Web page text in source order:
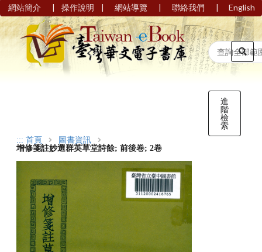
網站簡介 | 操作說明 | 網站導覽 | 聯絡我們 | English
進
階
檢
索
::: 首頁
圖書資訊
增修箋註妙選群英草堂詩餘; 前後卷; 2卷